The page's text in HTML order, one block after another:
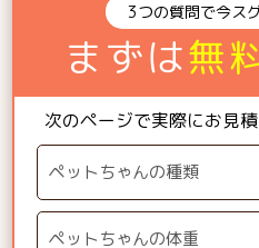
3つの質問で今ス
まずは無
次のページで実際にお見